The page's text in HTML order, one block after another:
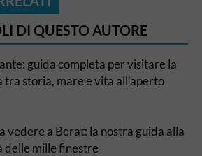
DI QUESTO AUTORE
guida completa per visitare la
tra storia, mare e vita all’aperto
vedere a Berat: la nostra guida alla
delle mille finestre